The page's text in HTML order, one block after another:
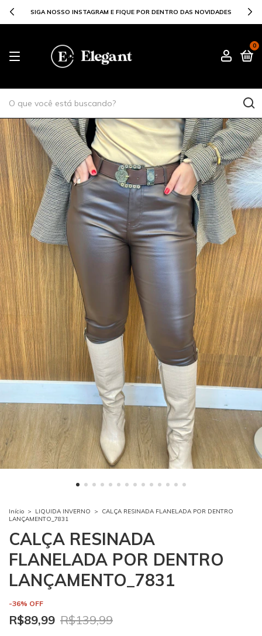
SIGA NOSSO INSTAGRAM E FIQUE POR DENTRO DAS NOVIDADES
0
Início > LIQUIDA INVERNO >
CALÇA RESINADA FLANELADA POR DENTRO
LANÇAMENTO_7831
CALÇA RESINADA
FLANELADA POR DENTRO
LANÇAMENTO_7831
-36% OFF
R$89,99 R$139,99